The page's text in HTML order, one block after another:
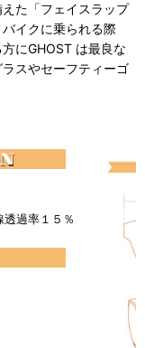
た「フェイスラップ
バイクに乗られる際
にGHOST は最良な
スやセーフティーゴ
過率１５％